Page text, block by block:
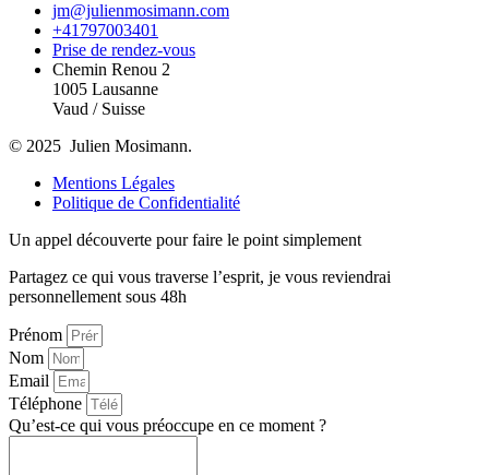
jm@julienmosimann.com
+41797003401
Prise de rendez-vous
Chemin Renou 2
1005 Lausanne
Vaud / Suisse
© 2025 Julien Mosimann.
Mentions Légales
Politique de Confidentialité
Un appel découverte pour faire le point simplement
Partagez ce qui vous traverse l’esprit, je vous reviendrai
personnellement sous 48h
Prénom
Nom
Email
Téléphone
Qu’est-ce qui vous préoccupe en ce moment ?